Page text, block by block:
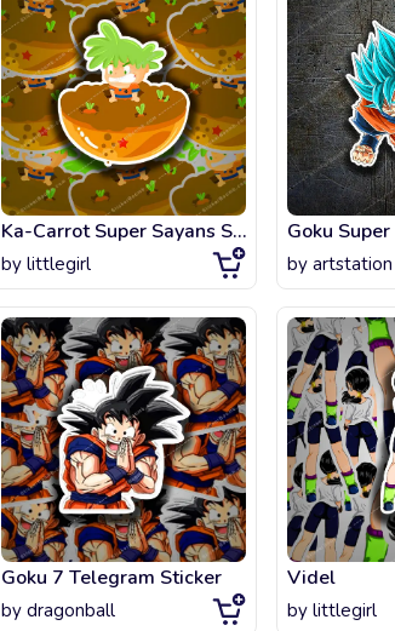
Ka-Carrot Super Sayans Superfoods Dragon Ball
by littlegirl
Goku 7 Telegram Sticker
by dragonball
Goku
by artstation
Videl
by littlegirl